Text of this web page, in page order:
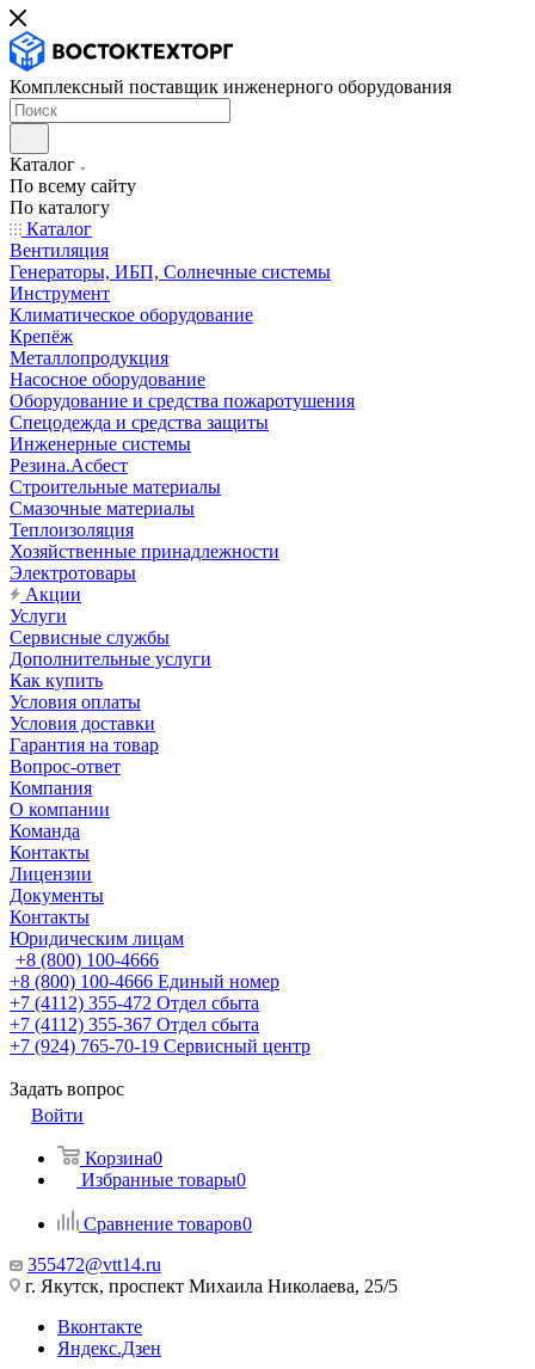
Комплексный поставщик инженерного оборудования
Каталог
По всему сайту
По каталогу
Каталог
Вентиляция
Генераторы, ИБП, Солнечные системы
Инструмент
Климатическое оборудование
Крепёж
Металлопродукция
Насосное оборудование
Оборудование и средства пожаротушения
Спецодежда и средства защиты
Инженерные системы
Резина.Асбест
Строительные материалы
Смазочные материалы
Теплоизоляция
Хозяйственные принадлежности
Электротовары
Акции
Услуги
Сервисные службы
Дополнительные услуги
Как купить
Условия оплаты
Условия доставки
Гарантия на товар
Вопрос-ответ
Компания
О компании
Команда
Контакты
Лицензии
Документы
Контакты
Юридическим лицам
+8 (800) 100-4666
+8 (800) 100-4666 Единый номер
+7 (4112) 355-472 Отдел сбыта
+7 (4112) 355-367 Отдел сбыта
+7 (924) 765-70-19 Сервисный центр
Задать вопрос
Войти
Корзина0
Избранные товары0
Сравнение товаров0
355472@vtt14.ru
г. Якутск, проспект Михаила Николаева, 25/5
Вконтакте
Яндекс.Дзен